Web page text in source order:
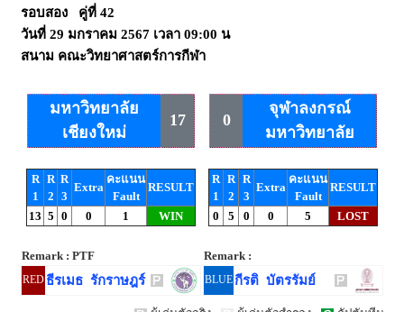
รอบสอง คู่ที่ 42
วันที่ 29 มกราคม 2567 เวลา 09:00 น
สนาม คณะวิทยาศาสตร์การกีฬา
มหาวิทยาลัย
เชียงใหม่
17
R
1
R
2
R
3
Extra
คะแนน
Fault
RESULT
13 5 0 0 1 WIN
Remark : PTF
RED ธีรเมธ รักราษฎร์
0
จุฬาลงกรณ์
มหาวิทยาลัย
R
1
R
2
R
3
Extra
คะแนน
Fault
RESULT
0 5 0 0 5 LOST
Remark :
BLUE กีรติ บัตรรัมย์